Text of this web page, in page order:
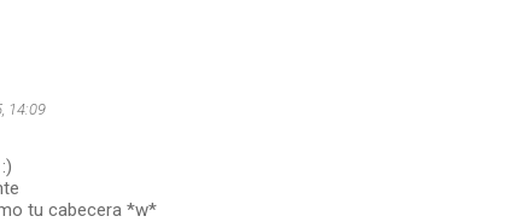
14:09
tu cabecera *w*